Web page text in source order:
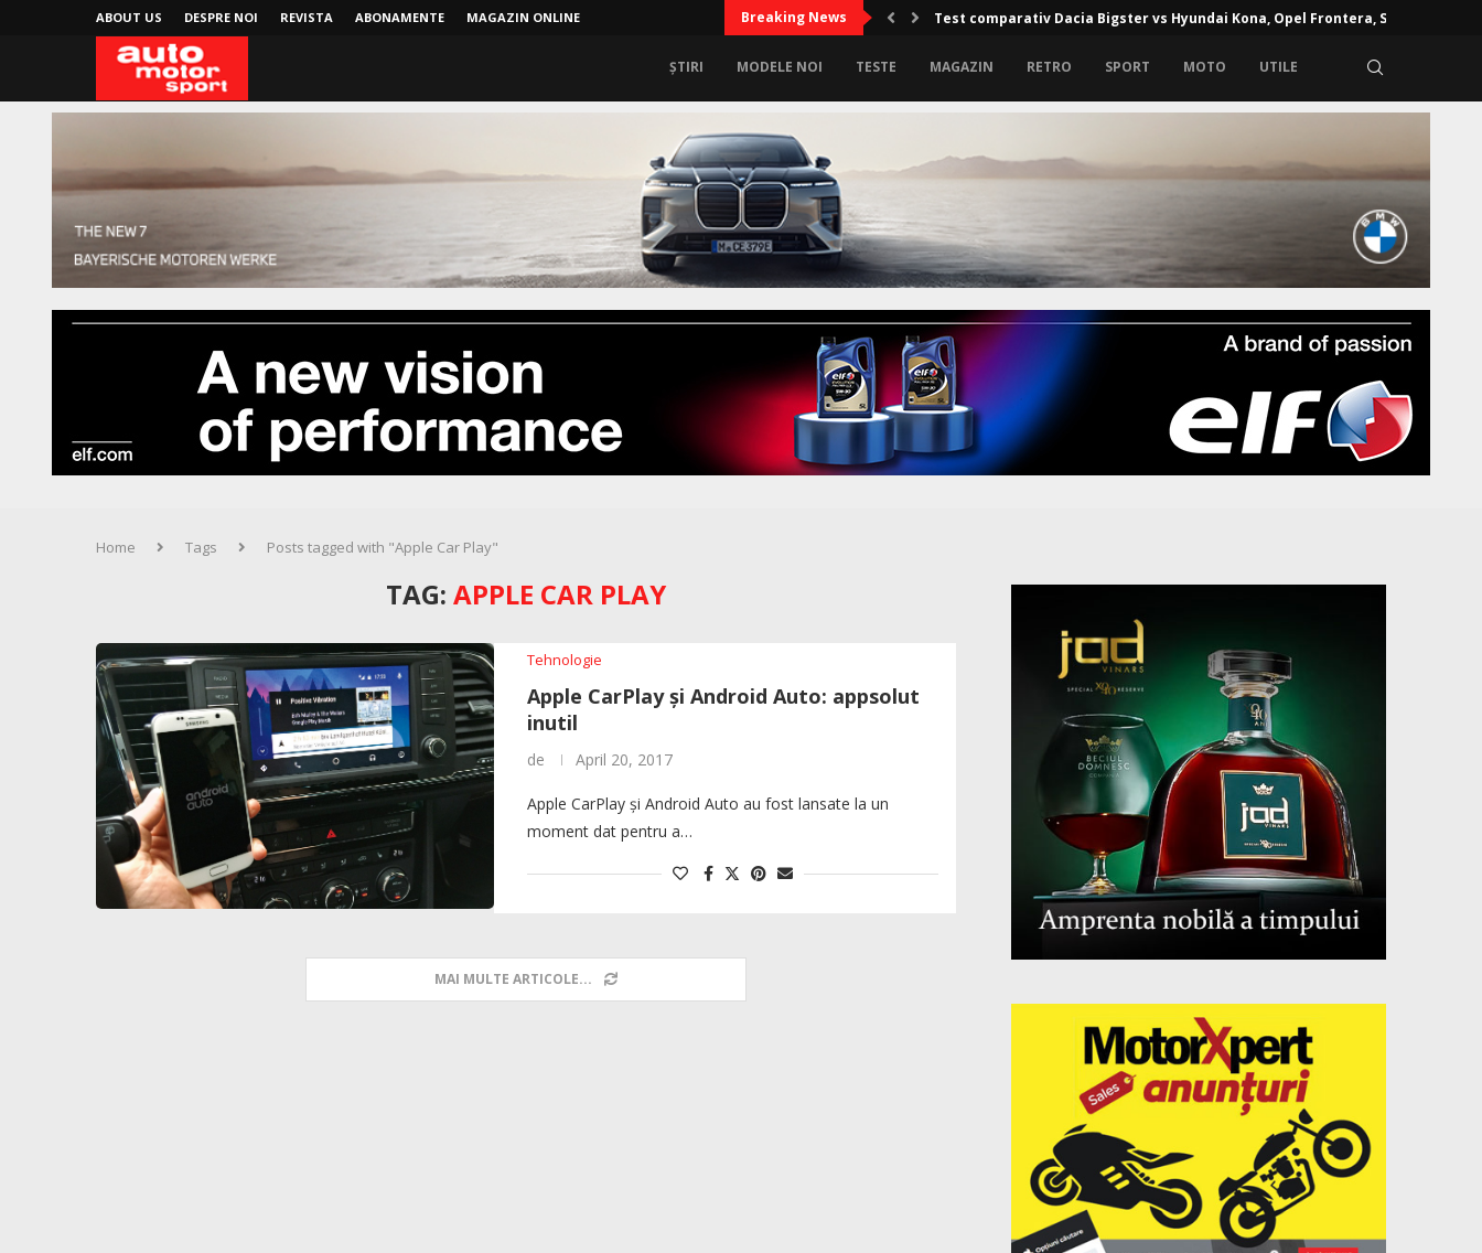
ABOUT US DESPRE NOI REVISTA ABONAMENTE MAGAZIN ONLINE Breaking News Test comparativ Dacia Bigster vs Hyundai Kona, Opel Frontera, Skoda...
ȘTIRI MODELE NOI TESTE MAGAZIN RETRO SPORT MOTO UTILE
Home Tags Posts tagged with "Apple Car Play"
TAG: APPLE CAR PLAY
Tehnologie
Apple CarPlay și Android Auto: appsolut
inutil
de April 20, 2017
Apple CarPlay și Android Auto au fost lansate la un
moment dat pentru a…
MAI MULTE ARTICOLE...